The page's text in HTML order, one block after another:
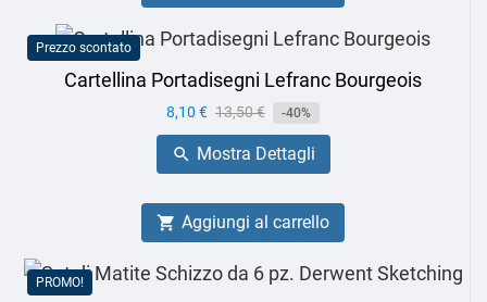
Prezzo scontato
Cartellina Portadisegni Lefranc Bourgeois
Prezzo
8,10 € Prezzo
base
13,50 € -40%
 Mostra Dettagli
 Aggiungi al carrello
PROMO!